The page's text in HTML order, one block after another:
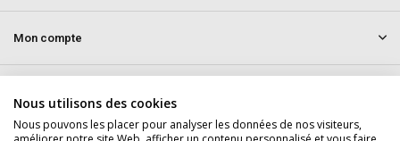
Mon compte
Nous utilisons des cookies
Nous pouvons les placer pour analyser les données de nos visiteurs,